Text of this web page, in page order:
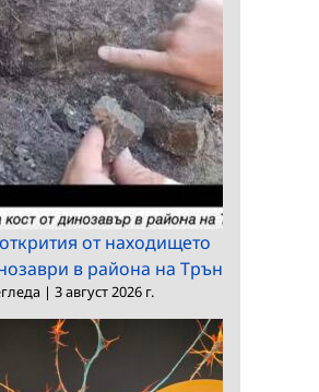
от находището
в района на Трън
| 3 август 2026 г.